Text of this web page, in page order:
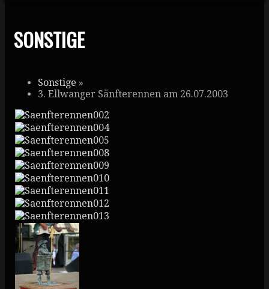
SONSTIGE
Sonstige »
3. Ellwanger Sänfterennen am 26.07.2003